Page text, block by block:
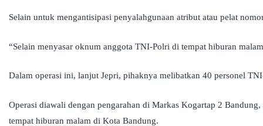
Selain untuk mengantisipasi penyalahgunaan atribut atau pelat
“Selain menyasar oknum anggota TNI-Polri di tempat hiburan
Dalam operasi ini, lanjut Jepri, pihaknya melibatkan 40 personel
Operasi diawali dengan pengarahan di Markas Kogartap 2
tempat hiburan malam di Kota Bandung.